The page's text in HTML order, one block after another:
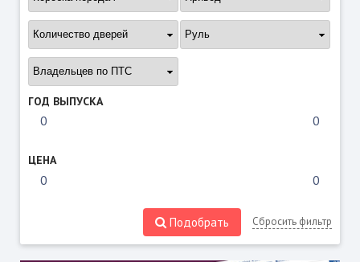
ГОД ВЫПУСКА
ЦЕНА
Подобрать Сбросить фильтр